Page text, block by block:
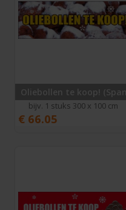
Oliebollen te koop!
bijv. 1 stuks 300 x 100 cm
€ 66.05